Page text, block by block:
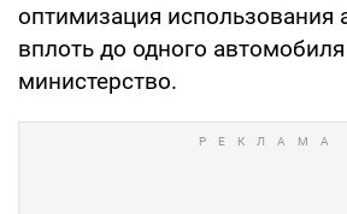
оптимизация использования
вплоть до одного
министерство.